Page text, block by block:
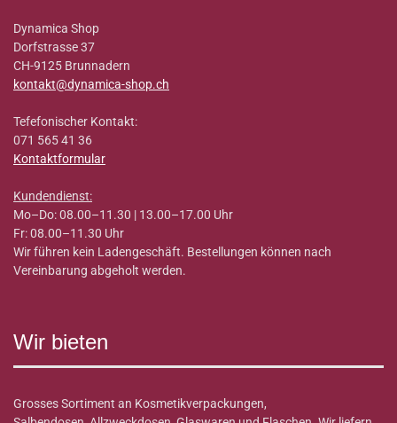
Dynamica Shop
Dorfstrasse 37
CH-9125 Brunnadern
kontakt@dynamica-shop.ch
Tefefonischer Kontakt:
071 565 41 36
Kontaktformular
Kundendienst:
Mo–Do: 08.00–11.30 | 13.00–17.00 Uhr
Fr: 08.00–11.30 Uhr
Wir führen kein Ladengeschäft. Bestellungen können nach
Vereinbarung abgeholt werden.
Wir bieten
Grosses Sortiment an Kosmetikverpackungen,